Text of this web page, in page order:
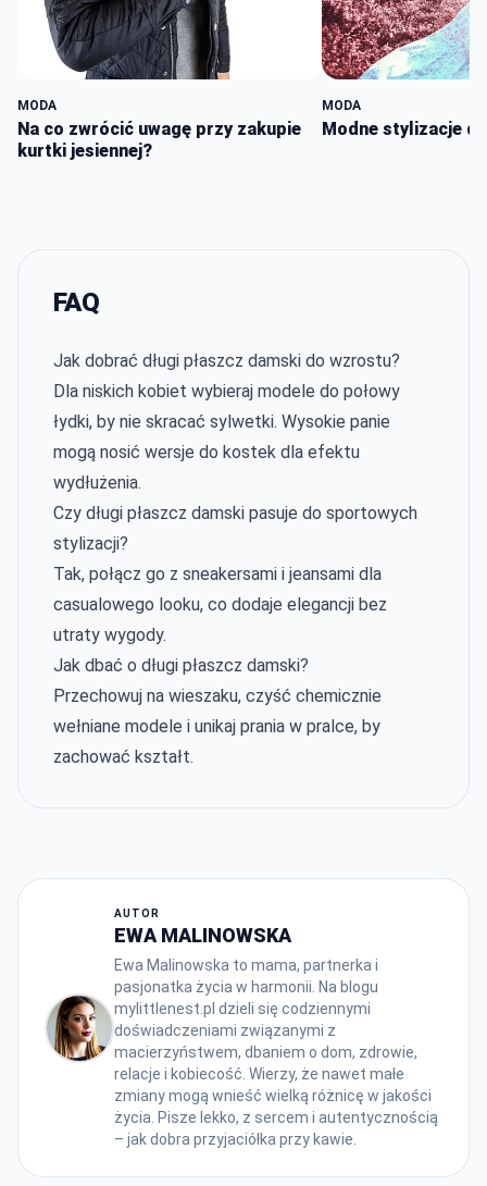
MODA
Na co zwrócić uwagę przy zakupie
kurtki jesiennej?
MODA
Modne stylizacje
FAQ
Jak dobrać długi płaszcz damski do wzrostu?
Dla niskich kobiet wybieraj modele do połowy
łydki, by nie skracać sylwetki. Wysokie panie
mogą nosić wersje do kostek dla efektu
wydłużenia.
Czy długi płaszcz damski pasuje do sportowych
stylizacji?
Tak, połącz go z sneakersami i jeansami dla
casualowego looku, co dodaje elegancji bez
utraty wygody.
Jak dbać o długi płaszcz damski?
Przechowuj na wieszaku, czyść chemicznie
wełniane modele i unikaj prania w pralce, by
zachować kształt.
AUTOR
EWA MALINOWSKA
Ewa Malinowska to mama, partnerka i
pasjonatka życia w harmonii. Na blogu
mylittlenest.pl dzieli się codziennymi
doświadczeniami związanymi z
macierzyństwem, dbaniem o dom, zdrowie,
relacje i kobiecość. Wierzy, że nawet małe
zmiany mogą wnieść wielką różnicę w jakości
życia. Pisze lekko, z sercem i autentycznością
– jak dobra przyjaciółka przy kawie.